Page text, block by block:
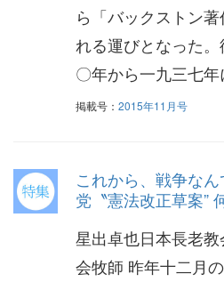
ら「バックストン
れる運びとなった
〇年から一九三七
掲載号： 2015年11月号
これから、戦争な
党〝憲法改正草案”
星出卓也日本長老
会牧師 昨年十二月